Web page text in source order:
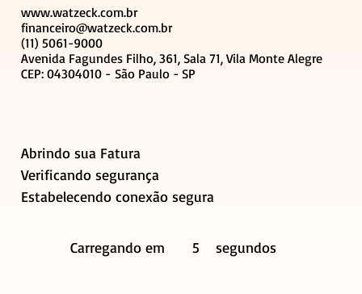
www.watzeck.com.br
financeiro@watzeck.com.br
(11) 5061-9000
Avenida Fagundes Filho, 361, Sala 71, Vila Monte Alegre
CEP: 04304010 - São Paulo - SP
Abrindo sua Fatura
Estabelecendo conexão segura
Carregando em 5 segundos
Verificando segurança